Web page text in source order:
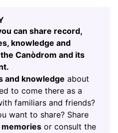
can share record,
knowledge and
Canòdrom and its
and knowledge about
to come there as a
familiars and friends?
want to share? Share
or consult the